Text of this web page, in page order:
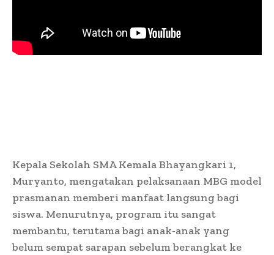
Kepala Sekolah SMA Kemala Bhayangkari 1,
Muryanto, mengatakan pelaksanaan MBG model
prasmanan memberi manfaat langsung bagi
siswa. Menurutnya, program itu sangat
membantu, terutama bagi anak-anak yang
belum sempat sarapan sebelum berangkat ke